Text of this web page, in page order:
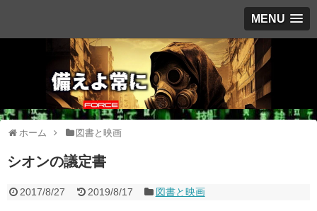
MENU
ホーム 図書と映画
シオンの議定書
2017/8/27 2019/8/17 図書と映画